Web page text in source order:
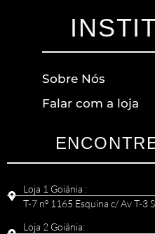
Sobre Nós
Falar com a loja
Loja 1 Goiânia :
T-7 nº 1165 Esquina c/ Av T-3
Loja 2 Goiânia: